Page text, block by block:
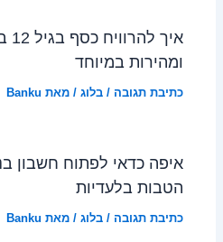
ומהירות במיוחד
כתיבת תגובה /בלוג / מאת Banku
איפה כדאי לפתוח חשבון
הטבות בלעדיות
כתיבת תגובה /בלוג / מאת Banku